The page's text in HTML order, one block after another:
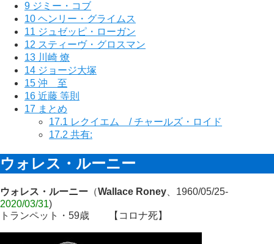
9 ジミー・コブ
10 ヘンリー・グライムス
11 ジュゼッピ・ローガン
12 スティーヴ・グロスマン
13 川崎 燎
14 ジョージ大塚
15 沖 至
16 近藤 等則
17 まとめ
17.1 レクイエム / チャールズ・ロイド
17.2 共有:
ウォレス・ルーニー
ウォレス・ルーニー （Wallace Roney 、1960/05/25-
2020/03/31)
トランペット・59歳
【コロナ死】